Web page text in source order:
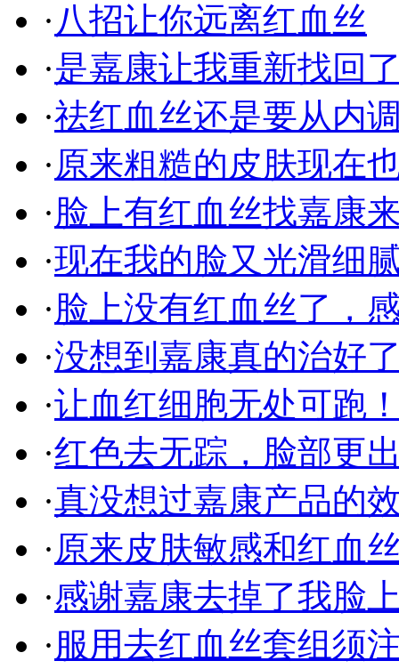
· 八招让你远离红血丝
·是嘉康让我重新找回
·祛红血丝还是要从内
·原来粗糙的皮肤现在
·脸上有红血丝找嘉康
·现在我的脸又光滑细
·脸上没有红血丝了，
·没想到嘉康真的治好
·让血红细胞无处可跑
·红色去无踪，脸部更
·真没想过嘉康产品的
·原来皮肤敏感和红血
·感谢嘉康去掉了我脸
·服用去红血丝套组须